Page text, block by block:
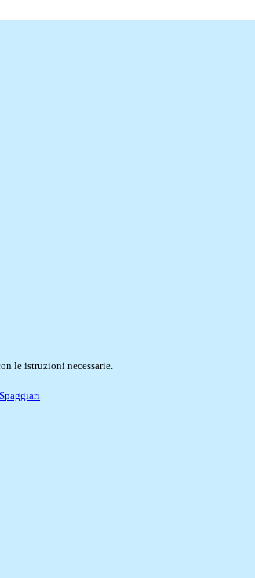
le istruzioni necessarie.